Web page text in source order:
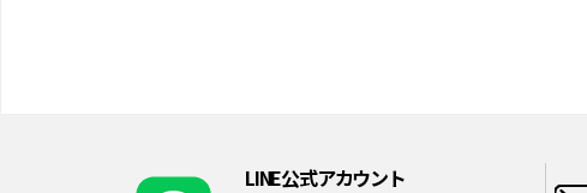
LINE公式アカウント